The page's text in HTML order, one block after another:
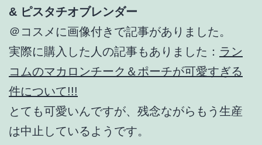
& ピスタチオブレンダー
＠コスメに画像付きで記事がありました。
実際に購入した人の記事もありました： ラン
コムのマカロンチーク＆ポーチが可愛すぎる
件について!!!
とても可愛いんですが、残念ながらもう生産
は中止しているようです。